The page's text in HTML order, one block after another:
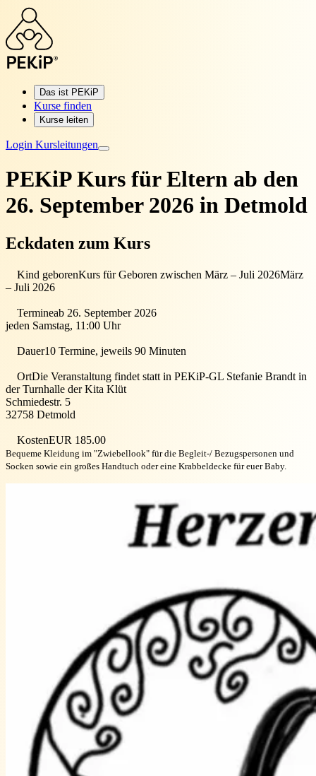
Das ist PEKiP
Kurse finden
Kurse leiten
Login Kursleitungen
PEKiP Kurs für Eltern ab den
26. September 2026 in Detmold
Eckdaten zum Kurs
Kind geborenKurs für Geboren zwischen März – Juli 2026März
– Juli 2026
Termineab 26. September 2026
jeden Samstag, 11:00 Uhr
Dauer10 Termine, jeweils 90 Minuten
OrtDie Veranstaltung findet statt in PEKiP-GL Stefanie Brandt in
der Turnhalle der Kita Klüt
Schmiedestr. 5
32758 Detmold
KostenEUR 185.00
Bequeme Kleidung im "Zwiebellook" für die Begleit-/ Bezugspersonen und
Socken sowie ein großes Handtuch oder eine Krabbeldecke für euer Baby.